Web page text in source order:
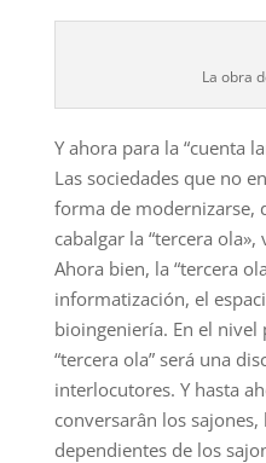
La obra
Y ahora para la “cuenta
Las sociedades que no
forma de modernizarse,
cabalgar la “tercera
Ahora bien, la “tercera
informatización, el
bioingeniería. En el
“tercera ola” será una
interlocutores. Y hasta
conversarân los
dependientes de los